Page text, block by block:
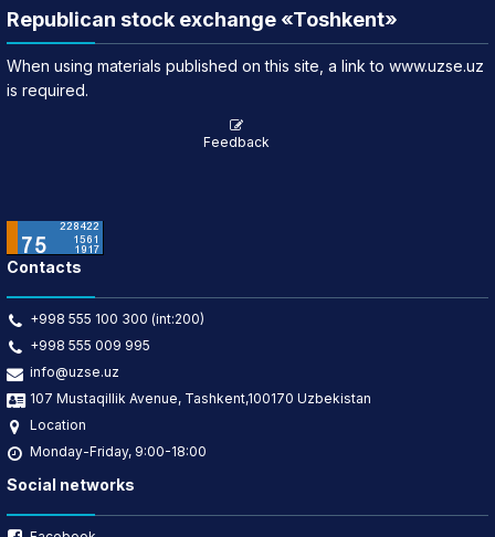
Republican stock exchange «Toshkent»
When using materials published on this site, a link to www.uzse.uz
is required.
Feedback
Contacts
+998 555 100 300 (int:200)
+998 555 009 995
info@uzse.uz
107 Mustaqillik Avenue, Tashkent,100170 Uzbekistan
Location
Monday-Friday, 9:00-18:00
Social networks